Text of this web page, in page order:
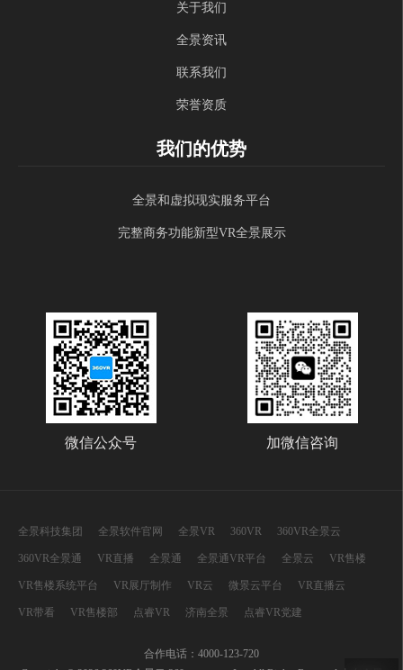
关于我们
全景资讯
联系我们
荣誉资质
我们的优势
全景和虚拟现实服务平台
完整商务功能新型VR全景展示
微信公众号 加微信咨询
全景科技集团 全景软件官网 全景VR 360VR 360VR全景云
360VR全景通 VR直播 全景通 全景通VR平台 全景云 VR售楼
VR售楼系统平台 VR展厅制作 VR云 微景云平台 VR直播云
VR带看 VR售楼部 点睿VR 济南全景 点睿VR党建
合作电话：4000-123-720